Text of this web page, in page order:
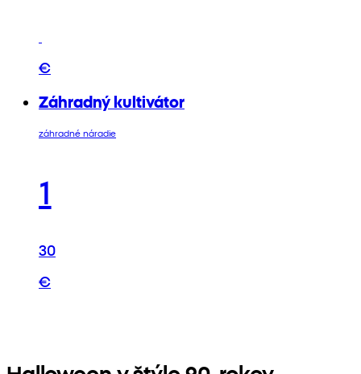
€
Záhradný kultivátor
záhradné náradie
1
30
€